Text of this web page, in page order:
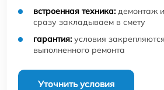
встроенная техника: демонтаж
сразу закладываем в смету
гарантия: условия
выполненного ремонта
Уточнить условия